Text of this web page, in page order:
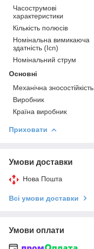
Часострумові
характеристики
Кількість полюсів
Номінальна вимикаюча
здатність (Icn)
Номінальний струм
Основні
Механічна зносостійкість
Виробник
Країна виробник
Приховати
Умови доставки
Нова Пошта
Всі умови доставки
Умови оплати